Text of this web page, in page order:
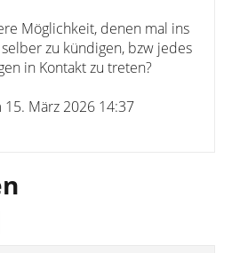
Möglichkeit, denen mal ins
zu kündigen, bzw jedes
in Kontakt zu treten?
März 2026 14:37